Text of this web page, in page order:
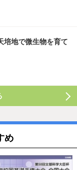
培地で微生物を育て
め